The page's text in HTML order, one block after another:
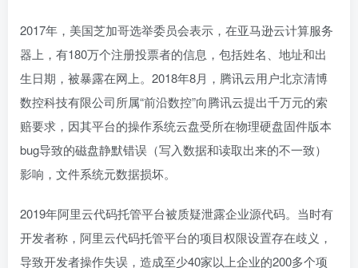
2017年，美国芝加哥选举委员会表示，在亚马逊云计算服务
器上，有180万个注册投票者的信息，包括姓名、地址和出
生日期，被暴露在网上。2018年8月，腾讯云用户北京清博
数控科技有限公司所属“前沿数控”向腾讯云提出千万元的索
赔要求，因其平台的操作系统云盘受所在物理硬盘固件版本
bug导致的磁盘静默错误（写入数据和读取出来的不一致）
影响，文件系统元数据损坏。
2019年阿里云代码托管平台被质疑泄露企业源代码。当时有
开发者称，阿里云代码托管平台的项目权限设置存在歧义，
导致开发者操作失误，造成至少40家以上企业的200多个项